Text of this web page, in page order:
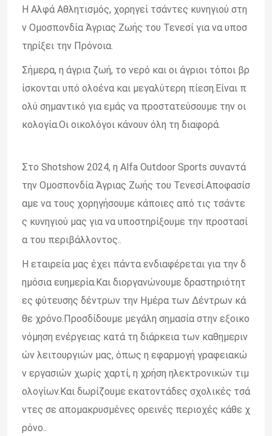
Η Αλφά Αθλητισμός, χορηγεί τσάντες κυνηγιού στη
ν Ομοσπονδία Άγριας Ζωής του Τενεσί για να υποσ
τηρίξει την Πρόνοια.
Σήμερα, η άγρια ζωή, το νερό και οι άγριοι τόποι βρ
ίσκονται υπό ολοένα και μεγαλύτερη πίεση.Είναι π
ολύ σημαντικό για εμάς να προστατεύσουμε την οι
κολογία.Οι οικολόγοι κάνουν όλη τη διαφορά.
Στο Shotshow 2024, η Alfa Outdoor Sports συναντά
την Ομοσπονδία Άγριας Ζωής του Τενεσί.Αποφασίσ
αμε να τους χορηγήσουμε κάποιες από τις τσάντε
ς κυνηγιού μας για να υποστηρίξουμε την προστασί
α του περιβάλλοντος..
Η εταιρεία μας έχει πάντα ενδιαφέρεται για την δ
ημόσια ευημερία.Και διοργανώνουμε δραστηριότητ
ες φύτευσης δέντρων την Ημέρα των Δέντρων κά
θε χρόνο.Προσδίδουμε μεγάλη σημασία στην εξοικο
νόμηση ενέργειας κατά τη διάρκεια των καθημεριν
ών λειτουργιών μας, όπως η εφαρμογή γραφειακώ
ν εργασιών χωρίς χαρτί, η χρήση ηλεκτρονικών τιμ
ολογίων.Και δωρίζουμε εκατοντάδες σχολικές τσά
ντες σε απομακρυσμένες ορεινές περιοχές κάθε χ
ρόνο..